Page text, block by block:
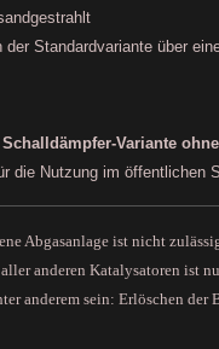
Standardvariante über
Variante
die Nutzung im öffentlichen
Abgasanlage ist nicht
anderen Katalysatoren ist
anderem sein: Erlöschen